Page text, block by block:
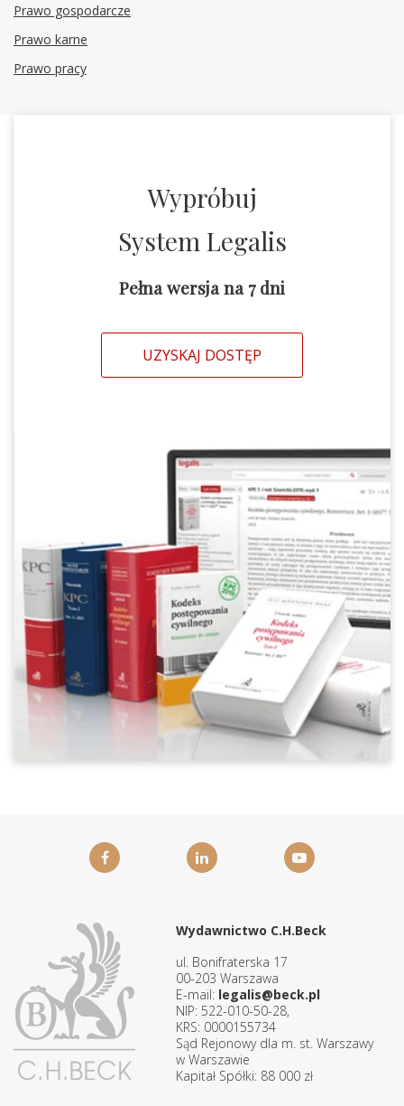
Prawo gospodarcze
Prawo karne
Prawo pracy
Wypróbuj
System Legalis
Pełna wersja na 7 dni
UZYSKAJ DOSTĘP
Wydawnictwo C.H.Beck
ul. Bonifraterska 17
00-203 Warszawa
E-mail: legalis@beck.pl
NIP: 522-010-50-28,
KRS: 0000155734
Sąd Rejonowy dla m. st. Warszawy
w Warszawie
Kapitał Spółki: 88 000 zł